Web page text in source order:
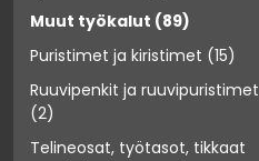
Muut työkalut (89)
Puristimet ja kiristimet (15)
Ruuvipenkit ja ruuvipuristimet
(2)
Telineosat, työtasot, tikkaat